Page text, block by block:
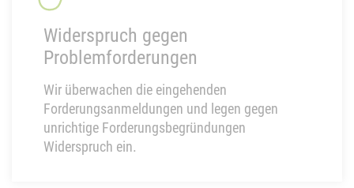
Widerspruch gegen
Problemforderungen
Wir überwachen die eingehenden
Forderungsanmeldungen und legen gegen
unrichtige Forderungsbegründungen
Widerspruch ein.